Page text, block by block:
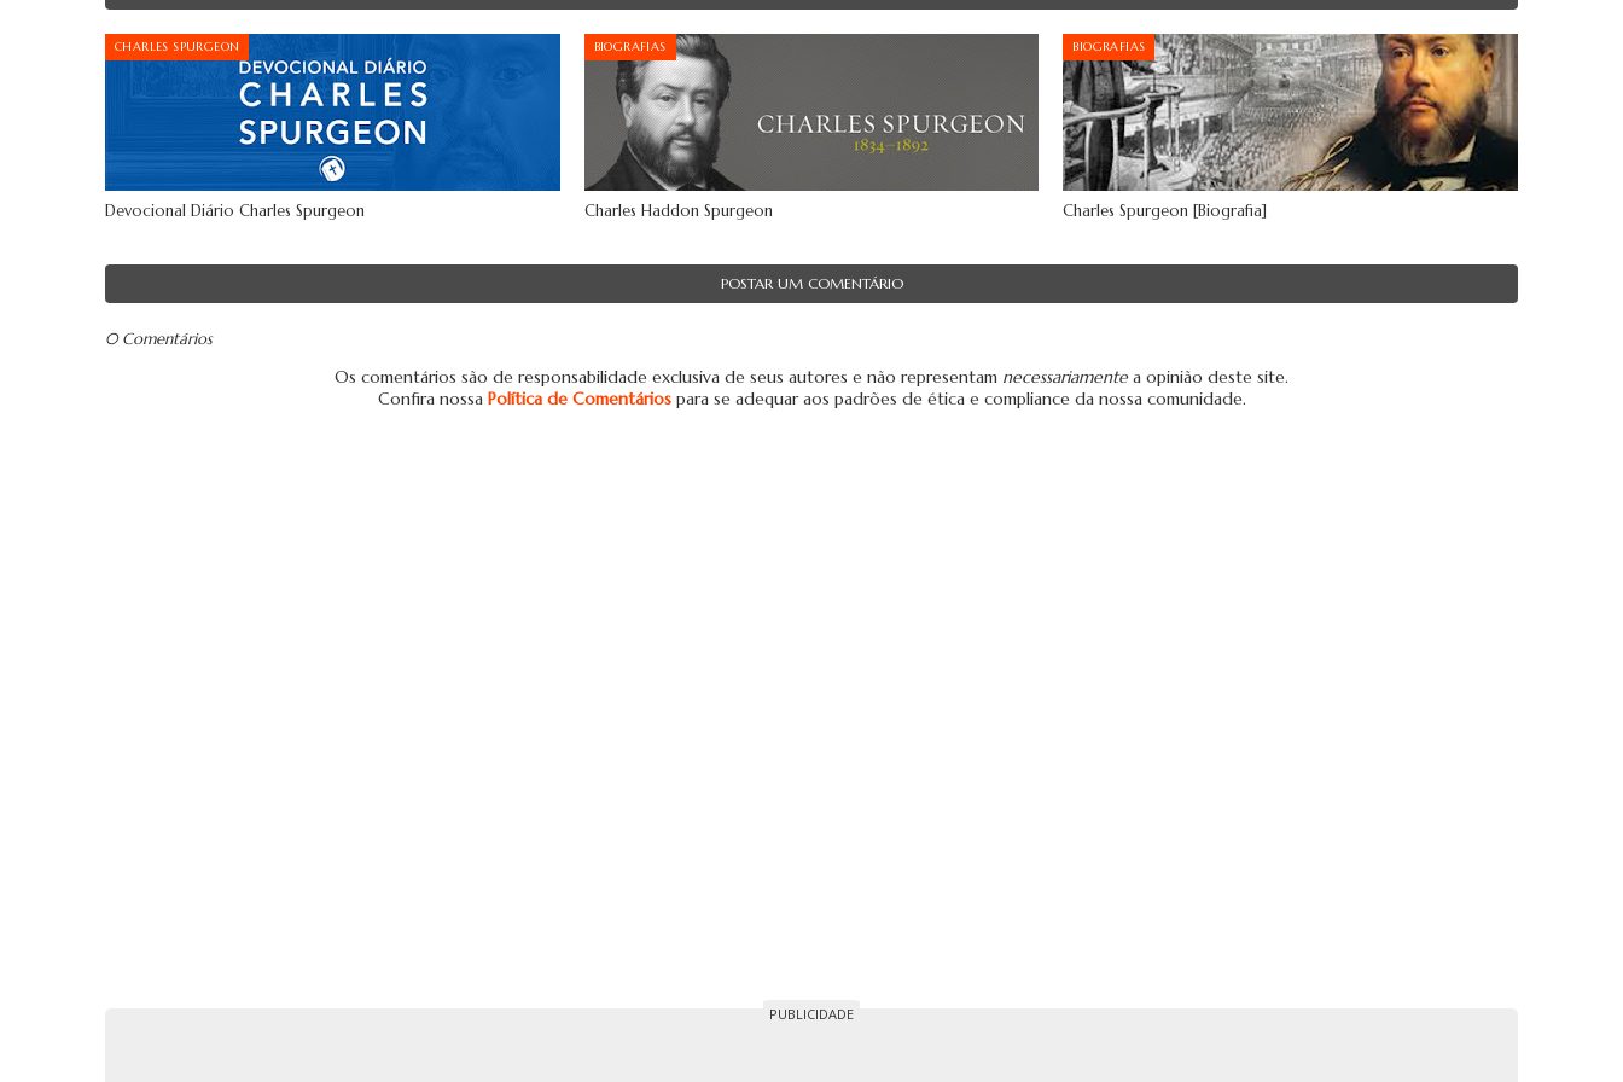
CHARLES SPURGEON
Devocional Diário Charles Spurgeon
BIOGRAFIAS
Charles Haddon Spurgeon
BIOGRAFIAS
Charles Spurgeon [Biografia]
POSTAR UM COMENTÁRIO
0 Comentários
Os comentários são de responsabilidade exclusiva de seus autores e não representam necessariamentea opinião deste site.
Confira nossa Política de Comentáriospara se adequar aos padrões de ética e compliance da nossa comunidade.